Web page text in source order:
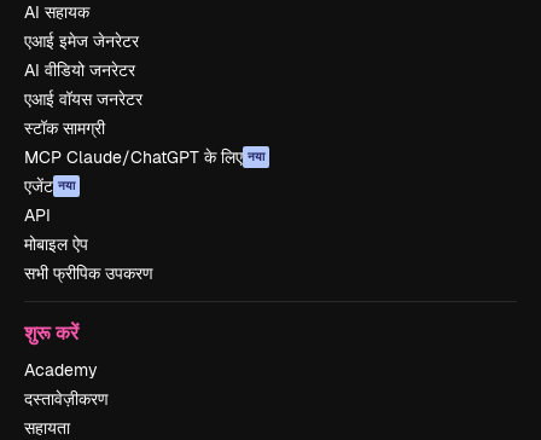
AI सहायक
एआई इमेज जेनरेटर
AI वीडियो जनरेटर
एआई वॉयस जनरेटर
स्टॉक सामग्री
MCP Claude/ChatGPT के लिए नया
एजेंट नया
API
मोबाइल ऐप
सभी फ्रीपिक उपकरण
शुरू करें
Academy
दस्तावेज़ीकरण
सहायता